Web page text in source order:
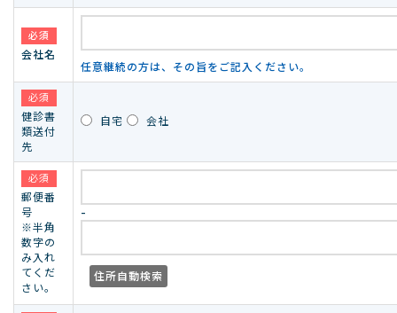
必須
会社名
任意継続の方は、その旨をご記入ください。
必須
健診書
類送付
先
自宅 会社
必須
郵便番
号
※半角
数字の
み入れ
てくだ
さい。
-
住所自動検索